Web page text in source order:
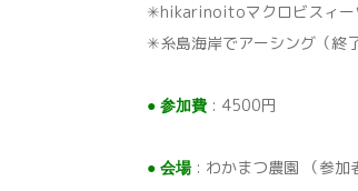
✳︎hikarinoitoマクロビスィー
✳︎糸島︎海岸でアーシング（終
● 参加費 : 4500円
● 会場: わかまつ農園 （参加